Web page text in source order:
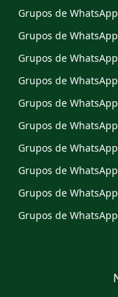
Grupos de
Grupos de
Grupos de
Grupos de
Grupos de
Grupos de
Grupos de
Grupos de
Grupos de
Grupos de